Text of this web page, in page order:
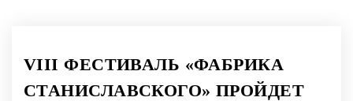
VIII ФЕСТИВАЛЬ «ФАБРИКА
СТАНИСЛАВСКОГО» ПРОЙДЕТ